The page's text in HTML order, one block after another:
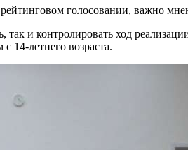
голосовании, важно
так и контролировать ход
14-летнего возраста.